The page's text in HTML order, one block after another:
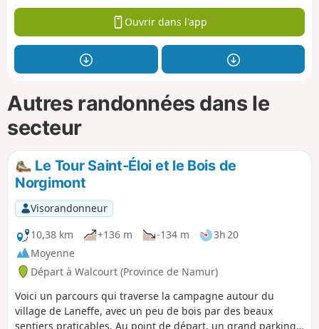
Ouvrir dans l'app
Autres randonnées dans le
secteur
Le Tour Saint-Éloi et le Bois de
Norgimont
Visorandonneur
10,38 km
+136 m -134 m
3h 20
Moyenne
Départ à Walcourt (Province de Namur)
Voici un parcours qui traverse la campagne autour du
village de Laneffe, avec un peu de bois par des beaux
sentiers praticables. Au point de départ, un grand parking